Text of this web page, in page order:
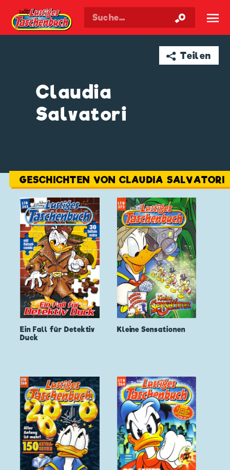
Walt Disneys Taschenbuch ☰
➦ Teilen
Claudia
Salvatori
GESCHICHTEN VON CLAUDIA SALVATORI
Ein Fall für Detektiv
Duck
Kleine Sensationen